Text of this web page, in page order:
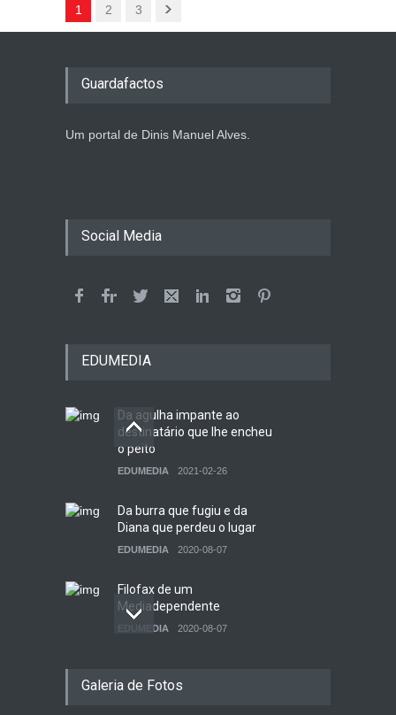
1 2 3
Guardafactos
Um portal de Dinis Manuel Alves.
Social Media
EDUMEDIA
Da agulha impante ao
destinatário que lhe encheu
o peito
EDUMEDIA 2021-02-26
Da burra que fugiu e da
Diana que perdeu o lugar
EDUMEDIA 2020-08-07
Filofax de um
Mediadependente
EDUMEDIA 2020-08-07
EDUMEDIA 2020-11-26
Galeria de Fotos